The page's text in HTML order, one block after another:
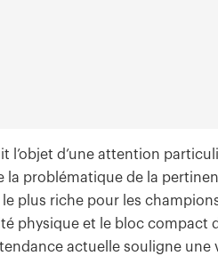
l’objet d’une attention
la problématique de la
plus riche pour les
physique et le bloc
actuelle souligne